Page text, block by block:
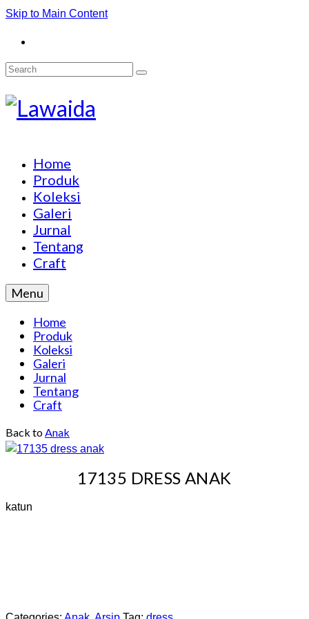
Skip to Main Content
Search
Home
Produk
Koleksi
Galeri
Jurnal
Tentang
Craft
Menu
Home
Produk
Koleksi
Galeri
Jurnal
Tentang
Craft
Back toAnak
17135 DRESS ANAK
katun